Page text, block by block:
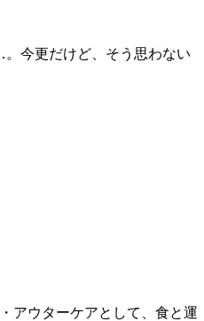
今更だけど、そう思わない
アウターケアとして、食と運